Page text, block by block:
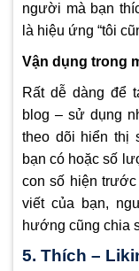
người mà bạn
là hiệu ứng “tôi
Vận dụng trong
Rất dễ dàng để
blog – sử dụng
theo dõi hiển thị
bạn có hoặc số
con số hiện
viết của bạn,
hướng cũng chia
5. Thích –